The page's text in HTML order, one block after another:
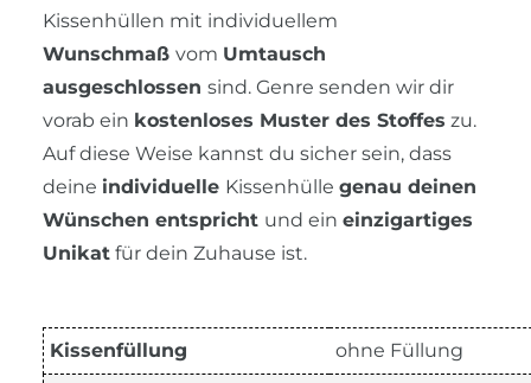
Kissenhüllen mit individuellem
Wunschmaß vom Umtausch
ausgeschlossen sind. Genre senden wir dir
vorab ein kostenloses Muster des Stoffes zu.
Auf diese Weise kannst du sicher sein, dass
deine individuelle Kissenhülle genau deinen
Wünschen entspricht und ein einzigartiges
Unikat für dein Zuhause ist.
Kissenfüllung ohne Füllung